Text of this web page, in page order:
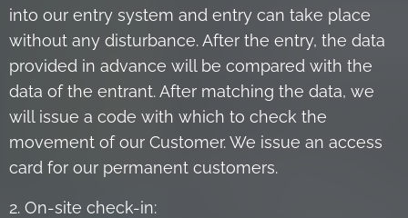
into our entry system and entry can take place
without any disturbance. After the entry, the data
provided in advance will be compared with the
data of the entrant. After matching the data, we
will issue a code with which to check the
movement of our Customer. We issue an access
card for our permanent customers.
2. On-site check-in: